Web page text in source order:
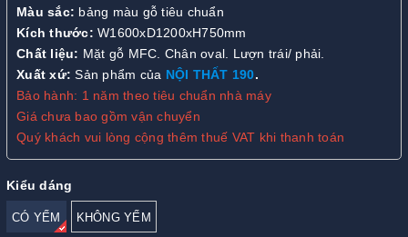
Màu sắc: bảng màu gỗ tiêu chuẩn
Kích thước: W1600xD1200xH750mm
Chất liệu: Mặt gỗ MFC. Chân oval. Lượn trái/ phải.
Xuất xứ: Sản phẩm của NỘI THẤT 190.
Bảo hành: 1 năm theo tiêu chuẩn nhà máy
Giá chưa bao gồm vận chuyển
Quý khách vui lòng cộng thêm thuế VAT khi thanh toán
Kiểu dáng
CÓ YẾM KHÔNG YẾM